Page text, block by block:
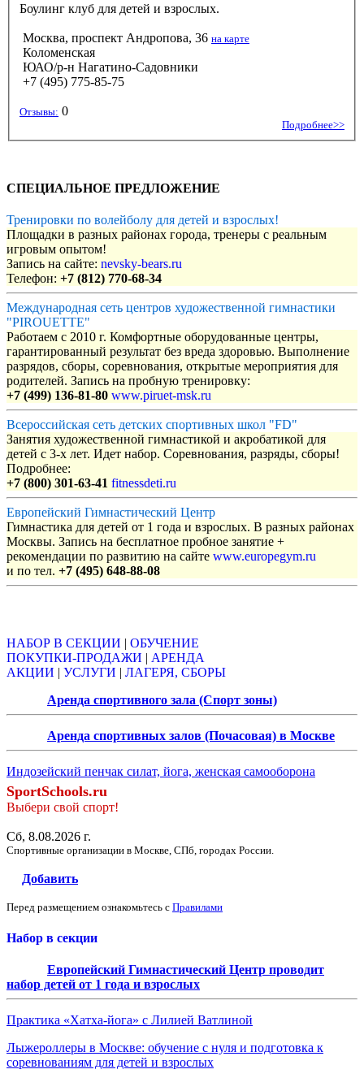
Боулинг клуб для детей и взрослых.
Москва, проспект Андропова, 36 на карте
Коломенская
ЮАО/р-н Нагатино-Садовники
+7 (495) 775-85-75
Отзывы: 0
Подробнее>>
СПЕЦИАЛЬНОЕ ПРЕДЛОЖЕНИЕ
Тренировки по волейболу для детей и взрослых!
Площадки в разных районах города, тренеры с реальным
игровым опытом!
Запись на сайте: nevsky-bears.ru
Телефон: +7 (812) 770-68-34
Международная сеть центров художественной гимнастики
"PIROUETTE"
Работаем с 2010 г. Комфортные оборудованные центры,
гарантированный результат без вреда здоровью. Выполнение
разрядов, сборы, соревнования, открытые мероприятия для
родителей. Запись на пробную тренировку:
+7 (499) 136-81-80 www.piruet-msk.ru
Всероссийская сеть детских спортивных школ "FD"
Занятия художественной гимнастикой и акробатикой для
детей с 3-х лет. Идет набор. Соревнования, разряды, сборы!
Подробнее:
+7 (800) 301-63-41 fitnessdeti.ru
Европейский Гимнастический Центр
Гимнастика для детей от 1 года и взрослых. В разных районах
Москвы. Запись на бесплатное пробное занятие +
рекомендации по развитию на сайте www.europegym.ru
и по тел. +7 (495) 648-88-08
НАБОР В СЕКЦИИ | ОБУЧЕНИЕ
ПОКУПКИ-ПРОДАЖИ | АРЕНДА
АКЦИИ | УСЛУГИ | ЛАГЕРЯ, СБОРЫ
Аренда спортивного зала (Спорт зоны)
Аренда спортивных залов (Почасовая) в Москве
Индозейский пенчак силат, йога, женская самооборона
SportSchools.ru
Выбери свой спорт!
Сб, 8.08.2026 г.
Спортивные организации в Москве, СПб, городах России.
Добавить
Перед размещением ознакомьтесь с Правилами
Набор в секции
Европейский Гимнастический Центр проводит
набор детей от 1 года и взрослых
Практика «Хатха-йога» с Лилией Ватлиной
Лыжероллеры в Москве: обучение с нуля и подготовка к
соревнованиям для детей и взрослых